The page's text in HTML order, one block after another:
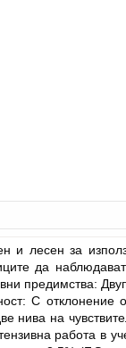
лесен за
да
предимства:
С
нива на
работа в